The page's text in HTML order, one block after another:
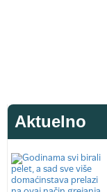
Aktuelno